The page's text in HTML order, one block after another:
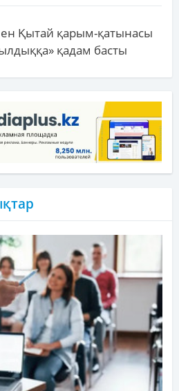
Қытай қарым-қатынасы
қадам басты